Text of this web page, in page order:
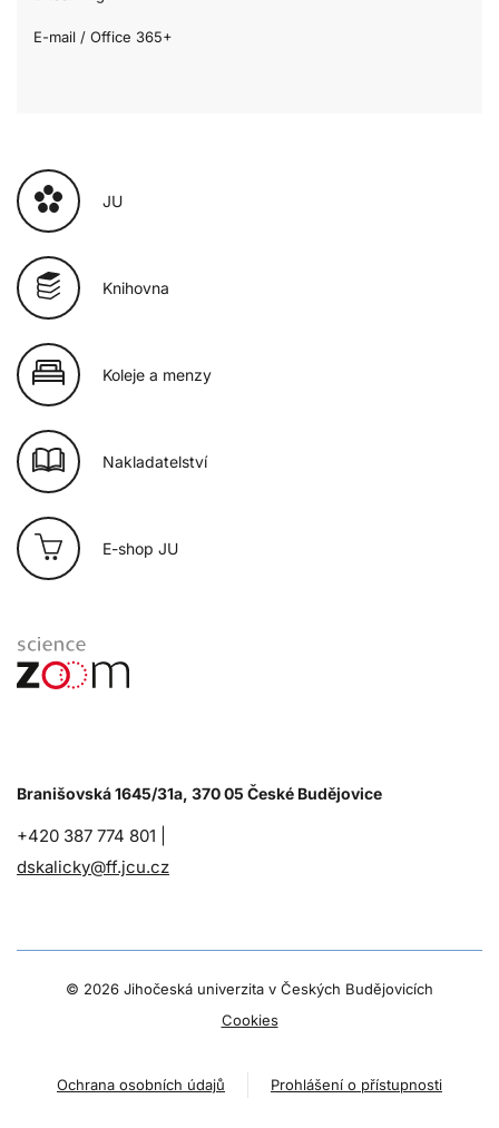
E-mail / Office 365+
JU
Knihovna
Koleje a menzy
Nakladatelství
E-shop JU
Branišovská 1645/31a, 370 05 České Budějovice
+420 387 774 801 |
dskalicky@ff.jcu.cz
© 2026 Jihočeská univerzita v Českých Budějovicích
Cookies
Ochrana osobních údajů Prohlášení o přístupnosti